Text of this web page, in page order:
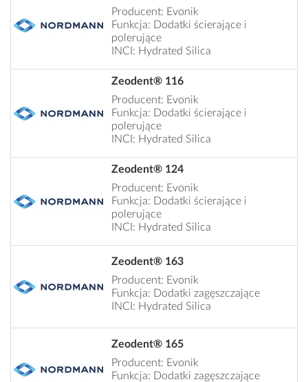
Producent: Evonik
Funkcja: Dodatki ścierające i
polerujące
INCI: Hydrated Silica
Zeodent® 116
Producent: Evonik
Funkcja: Dodatki ścierające i
polerujące
INCI: Hydrated Silica
Zeodent® 124
Producent: Evonik
Funkcja: Dodatki ścierające i
polerujące
INCI: Hydrated Silica
Zeodent® 163
Producent: Evonik
Funkcja: Dodatki zagęszczające
INCI: Hydrated Silica
Zeodent® 165
Producent: Evonik
Funkcja: Dodatki zagęszczające